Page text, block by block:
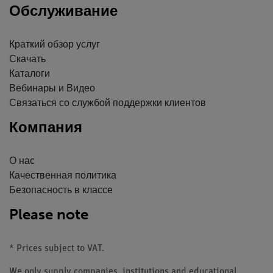
Обслуживание
Краткий обзор услуг
Скачать
Каталоги
Вебинары и Видео
Связаться со службой поддержки клиентов
Компания
О нас
Качественная политика
Безопасность в классе
Please note
* Prices subject to VAT.